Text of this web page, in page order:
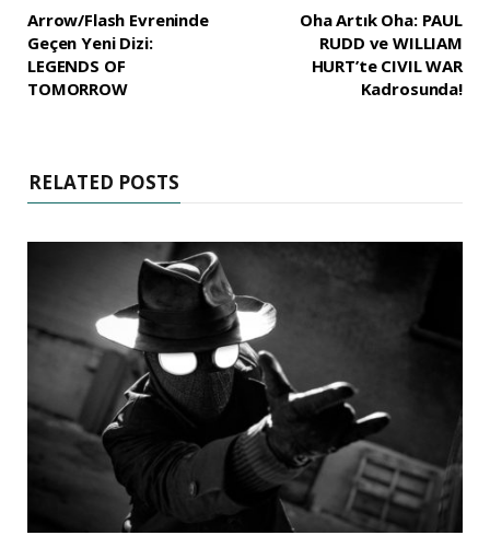
Arrow/Flash Evreninde
Geçen Yeni Dizi:
LEGENDS OF
TOMORROW
Oha Artık Oha: PAUL
RUDD ve WILLIAM
HURT’te CIVIL WAR
Kadrosunda!
RELATED POSTS